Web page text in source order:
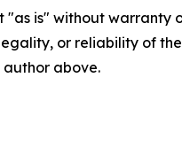
"as is" without
or reliability of
above.